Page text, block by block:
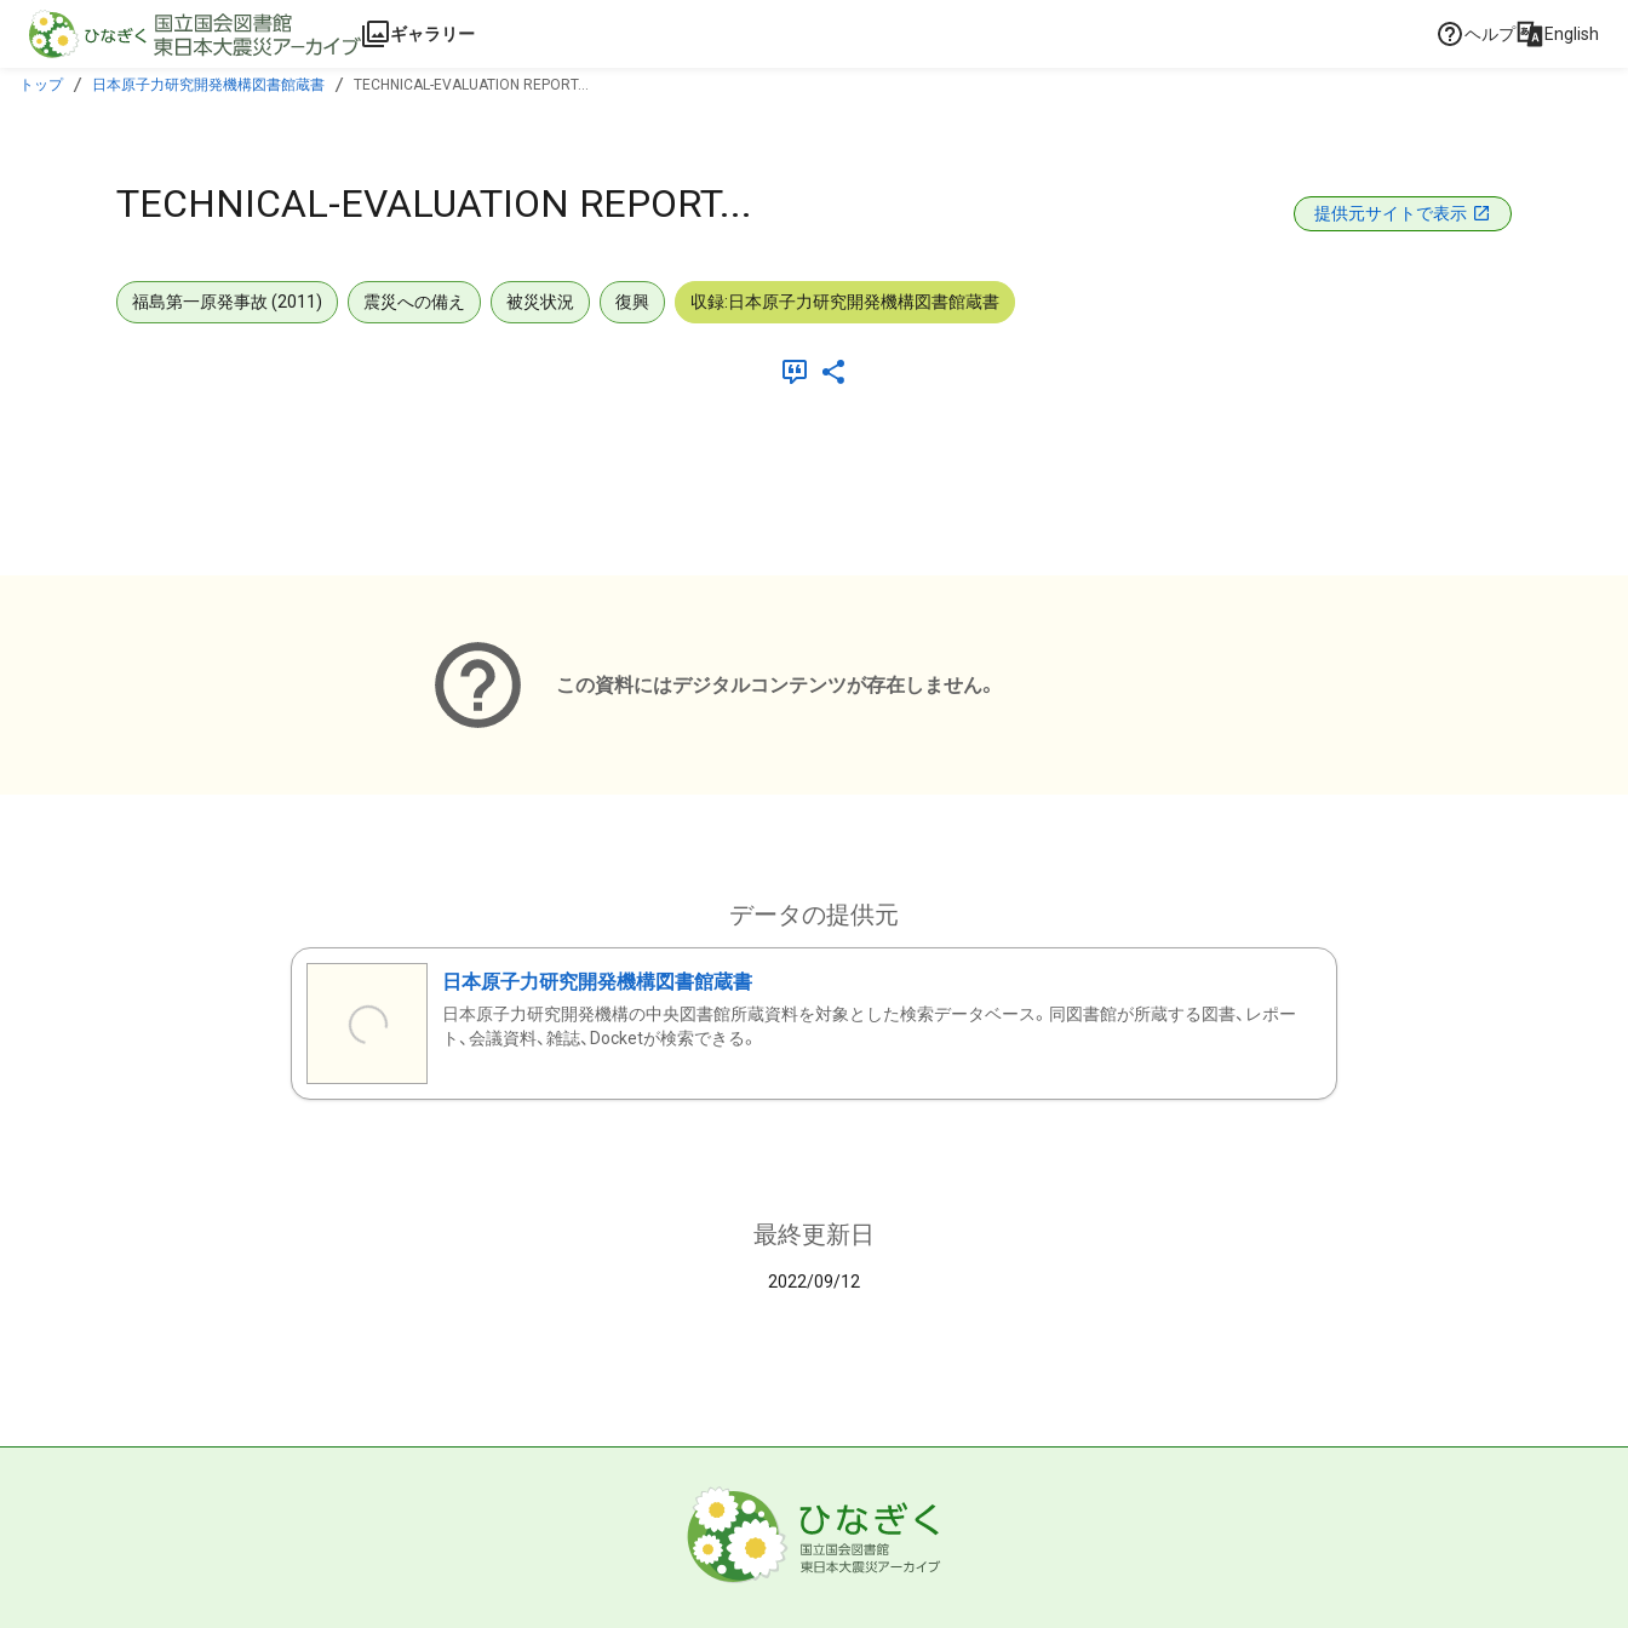
本文に飛ぶ
ギャラリー ヘルプ English
トップ 日本原子力研究開発機構図書館蔵書 TECHNICAL-EVALUATION REPORT...
TECHNICAL-EVALUATION REPORT... 提供元サイトで表示
福島第一原発事故 (2011) 震災への備え 被災状況 復興 収録:日本原子力研究開発機構図書館蔵書
この資料にはデジタルコンテンツが存在しません。
データの提供元
日本原子力研究開発機構図書館蔵書
日本原子力研究開発機構の中央図書館所蔵資料を対象とした検索データベース。同図書館が所蔵する図書、レポー
ト、会議資料、雑誌、Docketが検索できる。
最終更新日
2022/09/12